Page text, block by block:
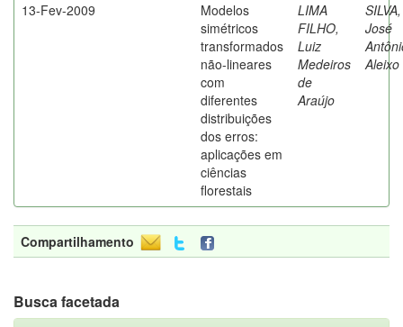
13-Fev-2009
Modelos
simétricos
transformados
não-lineares
com
diferentes
distribuições
dos erros:
aplicações em
ciências
florestais
LIMA
FILHO,
Luiz
Medeiros
de
Araújo
SILVA,
José
Aleixo
Compartilhamento
Busca facetada